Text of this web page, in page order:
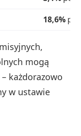
18,6%
mogą
– każdorazowo
w ustawie